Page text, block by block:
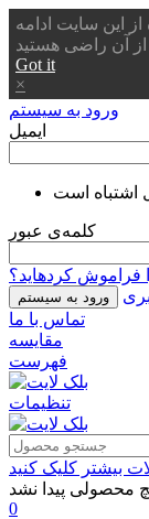
این سایت ادامه
Got it
×
ورود به سیستم
ایمیل
اشتباه است
کلمه‌ی عبور
فراموش کردهاید؟
ورود به سیستم
تماس با ما
مقایسه
فهرست
تنظیمات
محصولی پیدا نشد
0